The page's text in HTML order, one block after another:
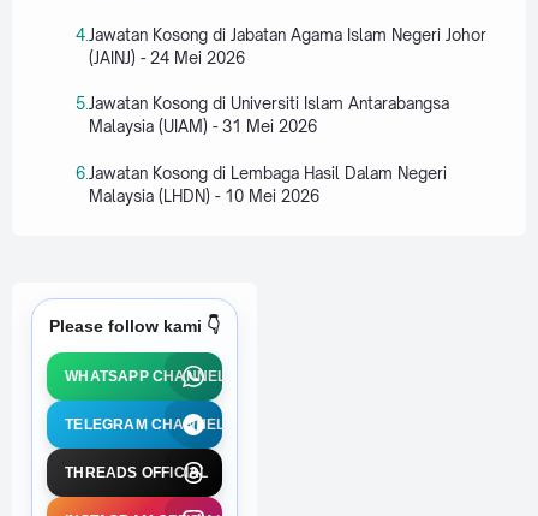
Jawatan Kosong di Jabatan Agama Islam Negeri Johor
(JAINJ) - 24 Mei 2026
Jawatan Kosong di Universiti Islam Antarabangsa
Malaysia (UIAM) - 31 Mei 2026
Jawatan Kosong di Lembaga Hasil Dalam Negeri
Malaysia (LHDN) - 10 Mei 2026
Please follow kami 👇
WHATSAPP CHANNEL
TELEGRAM CHANNEL
THREADS OFFICIAL